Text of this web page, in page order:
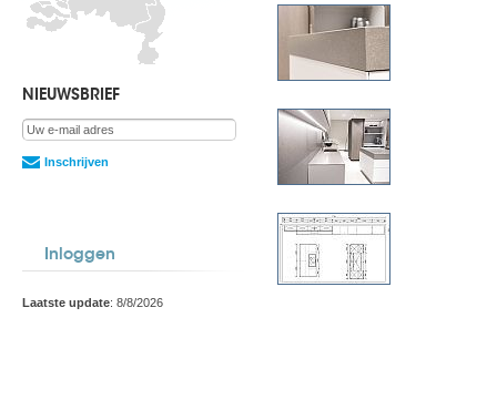
NIEUWSBRIEF
Inschrijven
Inloggen
Laatste update: 8/8/2026